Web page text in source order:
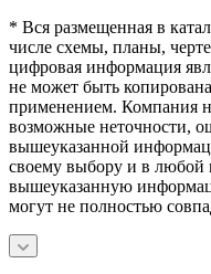
* Вся размещенная в
числе схемы, планы,
цифровая информация
не может быть
применением. Компания
возможные неточности,
вышеуказанной
своему выбору и в любой
вышеуказанную
могут не полностью